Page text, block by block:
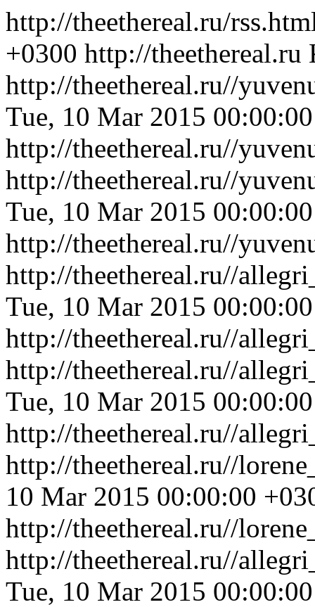
http://theethereal.ru/
+0300 http://theethereal.ru
http://theethereal.ru//
Tue, 10 Mar 2015
http://theethereal.ru//
http://theethereal.ru//
Tue, 10 Mar 2015
http://theethereal.ru//
http://theethereal.ru//
Tue, 10 Mar 2015
http://theethereal.ru//
http://theethereal.ru//
Tue, 10 Mar 2015
http://theethereal.ru//
http://theethereal.ru//
10 Mar 2015 00:00:00
http://theethereal.ru//
http://theethereal.ru//
Tue, 10 Mar 2015